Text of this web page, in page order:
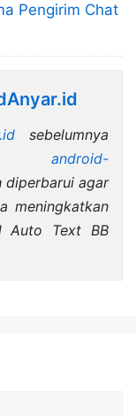
Pengirim Chat
sebelumnya
android-
diperbarui agar
meningkatkan
Auto Text BB